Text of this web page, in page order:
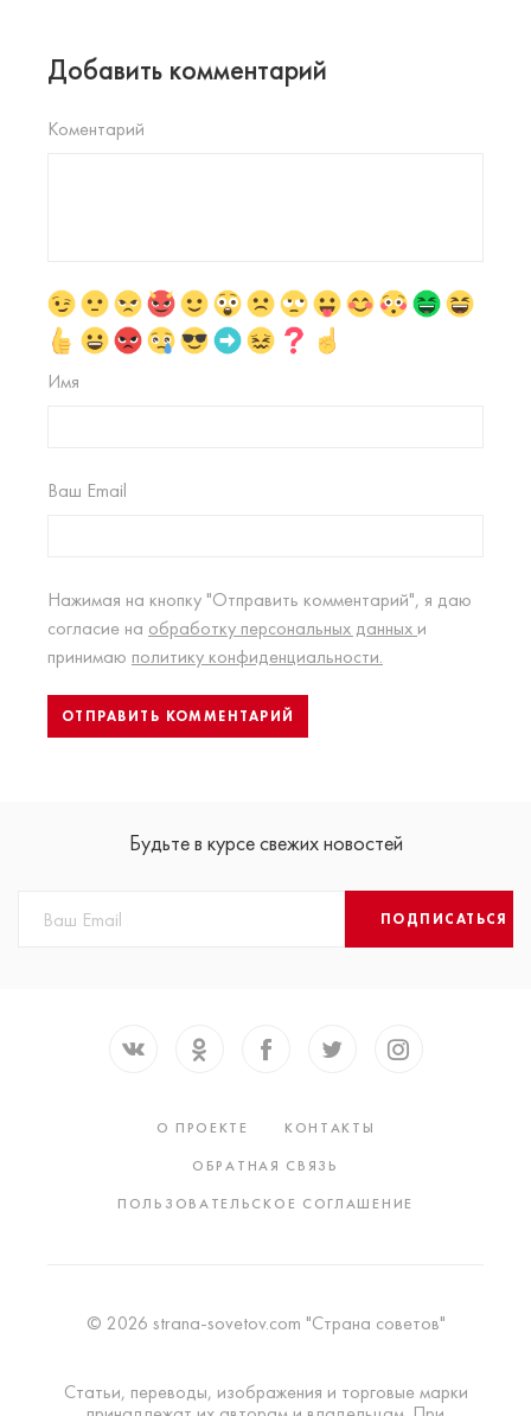
Добавить комментарий
Коментарий
Имя
Ваш Email
Нажимая на кнопку "Отправить комментарий", я даю
согласие на обработку персональных данных и
принимаю политику конфиденциальности.
Будьте в курсе свежих новостей
ПОДПИСАТЬСЯ
О ПРОЕКТЕ
КОНТАКТЫ
ОБРАТНАЯ СВЯЗЬ
ПОЛЬЗОВАТЕЛЬСКОЕ СОГЛАШЕНИЕ
© 2026 strana-sovetov.com "Страна советов"
Статьи, переводы, изображения и торговые марки